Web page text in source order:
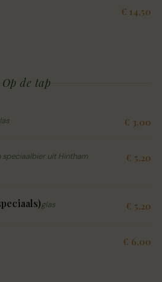
€ 14,50
Op de tap
€ 3,00
speciaalbier uit Hintham
€ 5,20
glas € 5,20
€ 6,00